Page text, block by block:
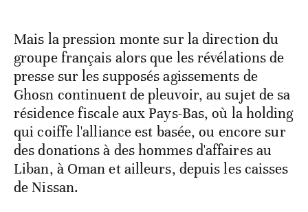
Mais la pression monte sur la direction du
groupe français alors que les révélations de
presse sur les supposés agissements de
Ghosn continuent de pleuvoir, au sujet de sa
résidence fiscale aux Pays-Bas, où la holding
qui coiffe l'alliance est basée, ou encore sur
des donations à des hommes d'affaires au
Liban, à Oman et ailleurs, depuis les caisses
de Nissan.